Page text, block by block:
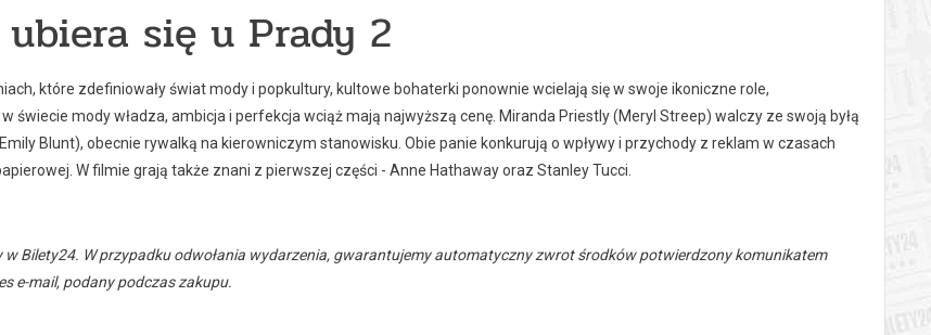
ubiera się u Prady 2
które zdefiniowały świat mody i popkultury, kultowe bohaterki ponownie wcielają się w swoje ikoniczne role,
świecie mody władza, ambicja i perfekcja wciąż mają najwyższą cenę. Miranda Priestly (Meryl Streep) walczy ze swoją byłą
Blunt), obecnie rywalką na kierowniczym stanowisku. Obie panie konkurują o wpływy i przychody z reklam w czasach
W filmie grają także znani z pierwszej części - Anne Hathaway oraz Stanley Tucci.
w Bilety24. W przypadku odwołania wydarzenia, gwarantujemy automatyczny zwrot środków potwierdzony komunikatem
e-mail, podany podczas zakupu.